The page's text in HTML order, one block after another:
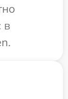
в